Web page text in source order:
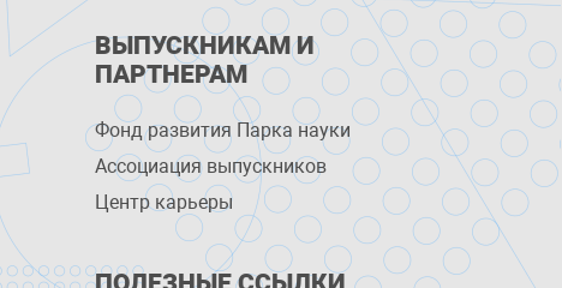
ВЫПУСКНИКАМ И
ПАРТНЕРАМ
Фонд развития Парка науки
Ассоциация выпускников
Центр карьеры